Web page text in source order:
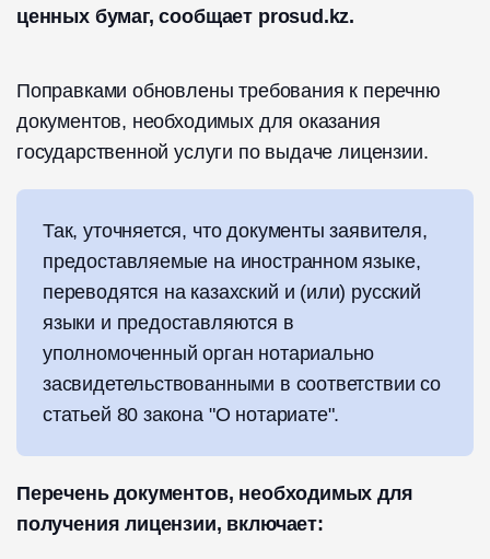
ценных бумаг, сообщает prosud.kz.
Поправками обновлены требования к перечню
документов, необходимых для оказания
государственной услуги по выдаче лицензии.
Так, уточняется, что документы заявителя,
предоставляемые на иностранном языке,
переводятся на казахский и (или) русский
языки и предоставляются в
уполномоченный орган нотариально
засвидетельствованными в соответствии со
статьей 80 закона "О нотариате".
Перечень документов, необходимых для
получения лицензии, включает: